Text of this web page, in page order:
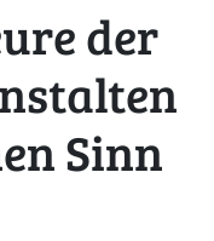
der
Sinn